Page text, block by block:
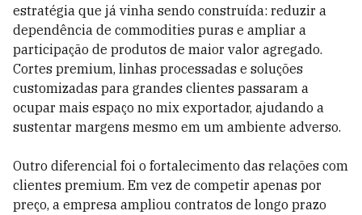
estratégia que já vinha sendo construída: reduzir a
dependência de commodities puras e ampliar a
participação de produtos de maior valor agregado.
Cortes premium, linhas processadas e soluções
customizadas para grandes clientes passaram a
ocupar mais espaço no mix exportador, ajudando a
sustentar margens mesmo em um ambiente adverso.
Outro diferencial foi o fortalecimento das relações com
clientes premium. Em vez de competir apenas por
preço, a empresa ampliou contratos de longo prazo